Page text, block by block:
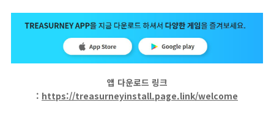
앱 다운로드 링크
: https://treasurneyinstall.page.link/welcome